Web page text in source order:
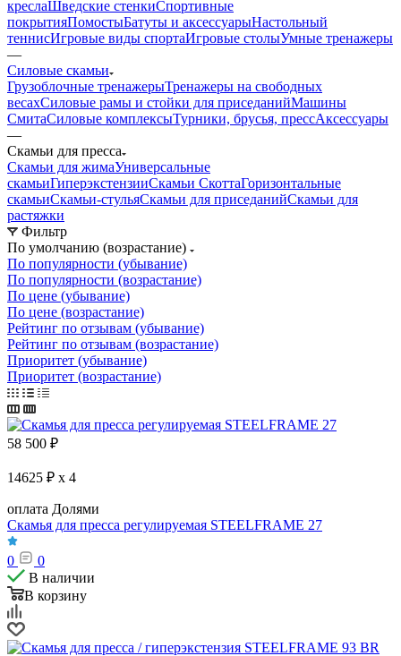
креслаШведские стенкиСпортивные
покрытияПомостыБатуты и аксессуарыНастольный
теннисИгровые виды спортаИгровые столыУмные тренажеры
—
Силовые скамьи
Грузоблочные тренажерыТренажеры на свободных
весахСиловые рамы и стойки для приседанийМашины
СмитаСиловые комплексыТурники, брусья, прессАксессуары
—
Скамьи для пресса
Скамьи для жимаУниверсальные
скамьиГиперэкстензииСкамьи СкоттаГоризонтальные
скамьиСкамьи-стульяСкамьи для приседанийСкамьи для
растяжки
Фильтр
По умолчанию (возрастание)
По популярности (убывание)
По популярности (возрастание)
По цене (убывание)
По цене (возрастание)
Рейтинг по отзывам (убывание)
Рейтинг по отзывам (возрастание)
Приоритет (убывание)
Приоритет (возрастание)
58 500 ₽
14625 ₽ x 4
оплата Долями
Скамья для пресса регулируемая STEELFRAME 27
0
0
В наличии
В корзину